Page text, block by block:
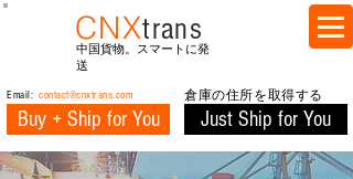
CNXtrans
中国貨物。スマートに発
送
Email: contact@cnxtrans.com
Buy + Ship for You
倉庫の住所を取得する
Just Ship for You